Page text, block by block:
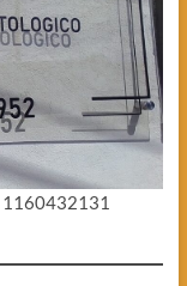
1160432131